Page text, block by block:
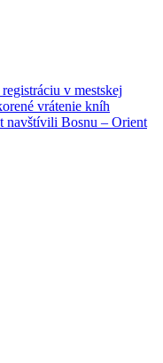
v mestskej
vrátenie kníh
navštívili Bosnu – Orient